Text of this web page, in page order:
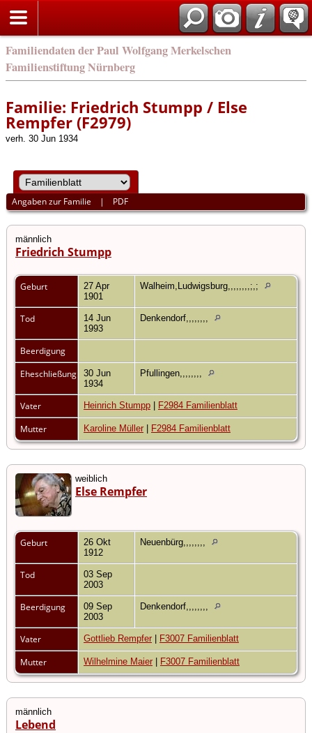
Familiendaten der Paul Wolfgang Merkelschen
Familienstiftung Nürnberg
Familie: Friedrich Stumpp / Else
Rempfer (F2979)
verh. 30 Jun 1934
Angaben zur Familie | PDF
männlich
Friedrich Stumpp
Geburt
27 Apr
1901
Walheim,Ludwigsburg,,,,,,,,;,;
Tod
14 Jun
1993
Denkendorf,,,,,,,,
Beerdigung
Eheschließung
30 Jun
1934
Pfullingen,,,,,,,,
Vater Heinrich Stumpp F2984 Familienblatt
Mutter Karoline Müller F2984 Familienblatt
weiblich
Else Rempfer
Geburt
26 Okt
1912
Neuenbürg,,,,,,,,
Tod
03 Sep
2003
Beerdigung
09 Sep
2003
Denkendorf,,,,,,,,
Vater Gottlieb Rempfer F3007 Familienblatt
Mutter Wilhelmine Maier F3007 Familienblatt
männlich
Lebend